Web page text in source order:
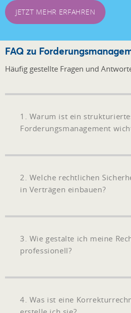
JETZT MEHR ERFAHREN
FAQ zu
Häufig gestellte Fragen und
1. Warum ist ein
Forderungsmanagement
2. Welche rechtlichen
in Verträgen einbauen?
3. Wie gestalte ich meine
professionell?
4. Was ist eine